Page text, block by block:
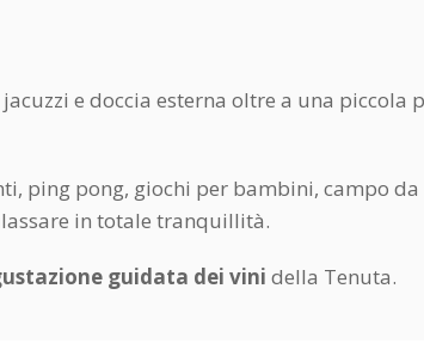
e doccia esterna oltre a una piccola
ping pong, giochi per bambini, campo
in totale tranquillità.
guidata dei vini della Tenuta.